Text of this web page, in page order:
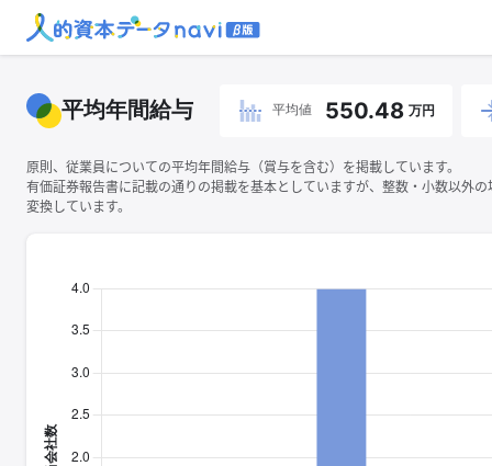
平均年間給与 平均値 550.48 万円
原則、従業員についての平均年間給与（賞与を含む）を掲載しています。
有価証券報告書に記載の通りの掲載を基本としていますが、整数・小数以外
変換しています。